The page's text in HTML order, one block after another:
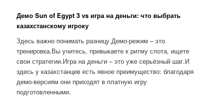
Демо Sun of Egypt 3 vs игра на деньги: что выбрать
казахстанскому игроку
Здесь важно понимать разницу.Демо-режим – это
тренировка.Вы учитесь, привыкаете к ритму слота, ищете
свои стратегии.Игра на деньги – это уже серьёзный шаг.И
здесь у казахстанцев есть явное преимущество: благодаря
демо-версиям они приходят в платную игру
подготовленными.